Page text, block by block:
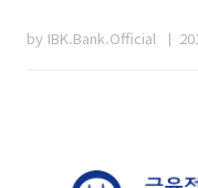
by IBK.Bank.Official